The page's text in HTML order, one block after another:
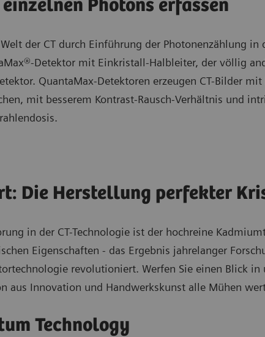
Photons erfassen
der CT durch Einführung der Photonenzählung in
Detektor mit Einkristall-Halbleiter, der völlig
QuantaMax-Detektoren erzeugen CT-Bilder
mit besserem Kontrast-Rausch-Verhältnis und
Die Herstellung perfekter
in der CT-Technologie ist der hochreine
Eigenschaften - das Ergebnis jahrelanger
revolutioniert. Werfen Sie einen Blick in
aus Innovation und Handwerkskunst alle Mühen
Technology